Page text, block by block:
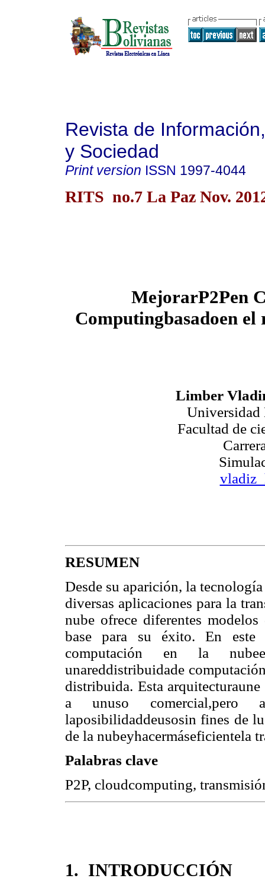
Revista de
y Sociedad
Print version ISSN 1997-4044
RITS no.7 La Paz Nov.
MejorarP2Pen
Computingbasadoen el
Limber
Universidad
Facultad de
RESUMEN
Desde su aparición, la
diversas aplicaciones para la
nube ofrece diferentes
base para su éxito. En este
computación en la
unareddistribuidade
distribuida. Esta
a unuso comercial,pero
laposibilidaddeusosin fines de
de la nubeyhacermáseficientela
Palabras clave
P2P, cloudcomputing,
1. INTRODUCCIÓN